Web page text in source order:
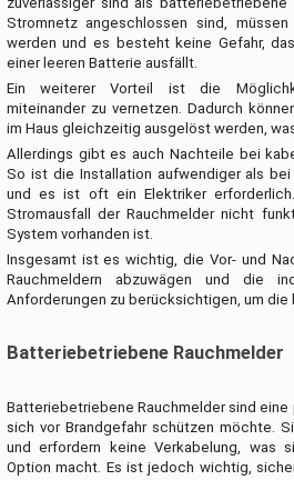
Stromnetz angeschlossen sind,
werden und es besteht keine Gefahr,
einer leeren Batterie ausfällt.
Ein weiterer Vorteil ist die
miteinander zu vernetzen. Dadurch
im Haus gleichzeitig ausgelöst werden,
Allerdings gibt es auch Nachteile bei
So ist die Installation aufwendiger als
und es ist oft ein Elektriker
Stromausfall der Rauchmelder nicht
System vorhanden ist.
Insgesamt ist es wichtig, die Vor- und
Rauchmeldern abzuwägen und die
Anforderungen zu berücksichtigen, um die
Batteriebetriebene Rauchmelder
Batteriebetriebene Rauchmelder sind
sich vor Brandgefahr schützen möchte.
und erfordern keine Verkabelung, was
Option macht. Es ist jedoch wichtig,